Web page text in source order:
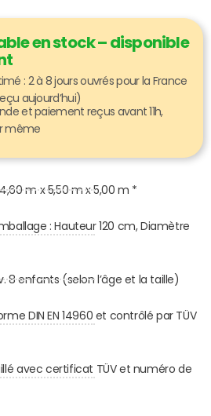
en stock – disponible
: 2 à 8 jours ouvrés pour la France
aujourd’hui)
et paiement reçus avant 11h,
même
m x 5,50 m x 5,00 m *
: Hauteur 120 cm, Diamètre
8 enfants (selon l’âge et la taille)
DIN EN 14960 et contrôlé par TÜV
avec certificat TÜV et numéro de